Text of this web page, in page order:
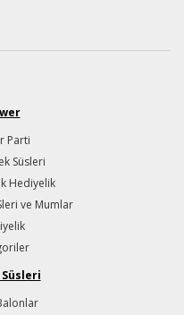
Parti
Süsleri
Hediyelik
ve Mumlar
Süsleri